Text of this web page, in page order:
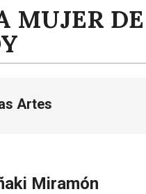
MUJER DE
Artes
Miramón